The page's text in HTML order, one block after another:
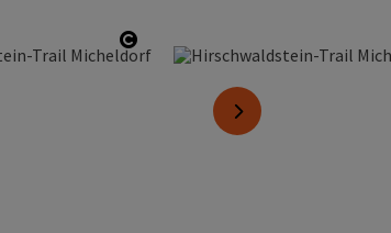
Copyright öffnen
nächstes Element